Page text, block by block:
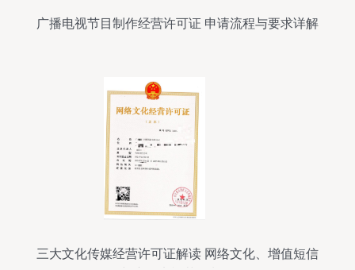
广播电视节目制作经营许可证 申请流程与要求详解
三大文化传媒经营许可证解读 网络文化、增值短信